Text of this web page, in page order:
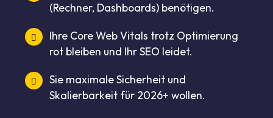
(Rechner, Dashboards) benötigen.
Ihre Core Web Vitals trotz Optimierung
rot bleiben und Ihr SEO leidet.
Sie maximale Sicherheit und
Skalierbarkeit für 2026+ wollen.